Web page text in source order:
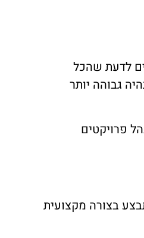
לדעת שהכל
גבוהה יותר
פרויקטים
בצורה מקצועית